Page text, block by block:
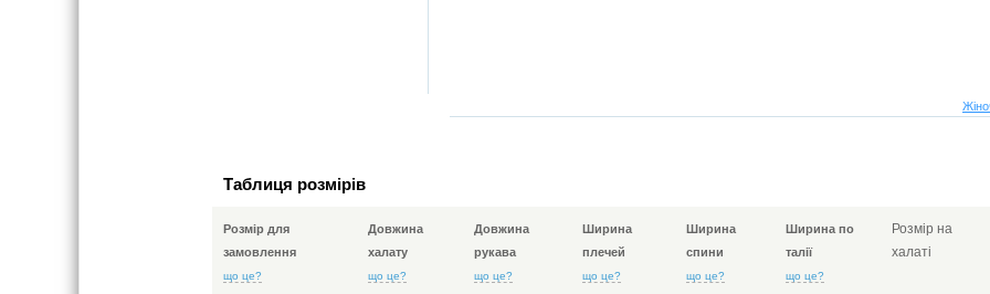
Таблиця розмірів
Розмір для
замовлення
що це?
Довжина
халату
що це?
Довжина
рукава
що це?
Ширина
плечей
що це?
Ширина
спини
що це?
Ширина по
талії
що це?
Розмір на
халаті